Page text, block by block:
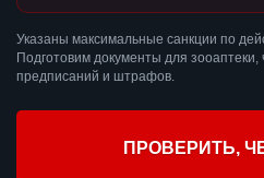
Указаны максимальные санкции по
Подготовим документы для
предписаний и штрафов.
ПРОВЕРИТЬ,